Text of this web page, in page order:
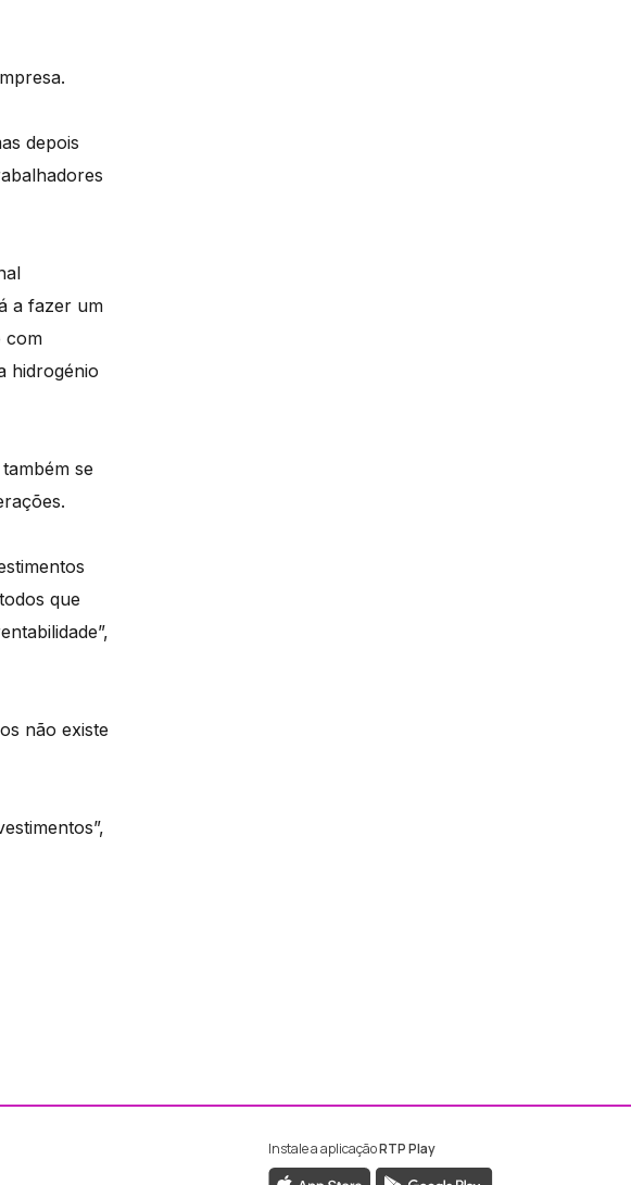
depois
a fazer um
com
hidrogénio
se
que
não existe
ao Facebook da RTP Madeira
ao Instagram da RTP Madeira
Instale a aplicaçãoRTP Play